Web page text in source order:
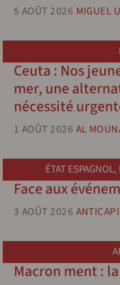
5 AOÛT 2026 MIGUEL
Ceuta : Nos
mer, une
nécessité
1 AOÛT 2026 AL
ÉTAT ESPAGNOL,
Face aux
3 AOÛT 2026
Macron ment :